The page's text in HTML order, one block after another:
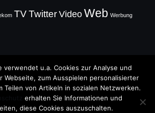
TVTwitter Video Web Werbung
verwendet u.a. Cookies zur Analyse und
Webseite, zum Ausspielen personalisierter
Teilen von Artikeln in sozialen Netzwerken.
erhalten Sie Informationen und
diese Cookies auszuschalten.